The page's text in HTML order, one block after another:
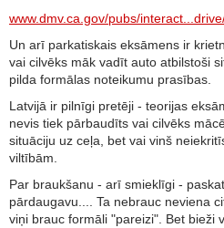
www.dmv.ca.gov/pubs/
Un arī parkatiskais eksāmens ir
vai cilvēks māk vadīt auto atbilstoši
pilda formālas noteikumu prasības.
Latvijā ir pilnīgi pretēji - teorijas
nevis tiek pārbaudīts vai cilvēks
situāciju uz ceļa, bet vai vinš
viltībām.
Par braukšanu - arī smieklīgi -
pārdaugavu.... Ta nebrauc neviena
viņi brauc formāli "pareizi". Bet bieži